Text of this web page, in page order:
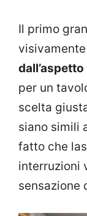
Il primo
per un
scelta
siano simili
fatto che
interruzioni
sensazione